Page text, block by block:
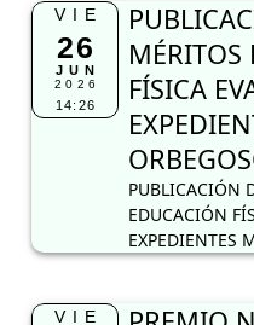
VIE
26
JUN
2026
14:26
MÉRITOS
FÍSICA
PUBLICACIÓN
EDUCACIÓN
EXPEDIENTES
VIE